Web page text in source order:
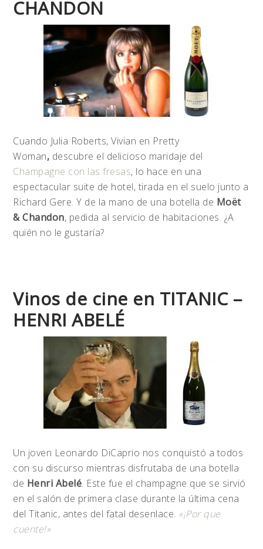
CHANDON
Cuando Julia Roberts, Vivian en Pretty
Woman, descubre el delicioso maridaje del
Champagne con las fresas, lo hace en una
espectacular suite de hotel, tirada en el suelo junto a
Richard Gere. Y de la mano de una botella de Moët
& Chandon, pedida al servicio de habitaciones. ¿A
quién no le gustaría?
Vinos de cine en TITANIC –
HENRI ABELÉ
Un joven Leonardo DiCaprio nos conquistó a todos
con su discurso mientras disfrutaba de una botella
de Henri Abelé. Este fue el champagne que se sirvió
en el salón de primera clase durante la última cena
del Titanic, antes del fatal desenlace. «¡Por que
cuente!»